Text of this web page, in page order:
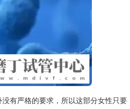
有严格的要求，所以这部分女性只要